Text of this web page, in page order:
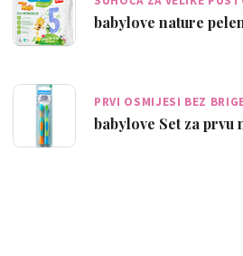
babylove nature
PRVI OSMIJESI BEZ
babylove Set za prvu